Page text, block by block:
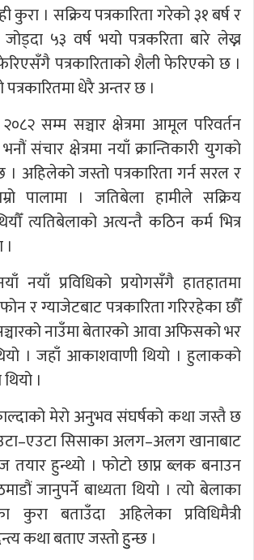
। सक्रिय पत्रकारिता गरेको ३१ बर्ष र
५३ वर्ष भयो पत्रकरिता बारे लेख्न
पत्रकारिताको शैली फेरिएको छ ।
धेरै अन्तर छ ।
सम्म सञ्चार क्षेत्रमा आमूल परिवर्तन
संचार क्षेत्रमा नयाँ क्रान्तिकारी युगको
अहिलेको जस्तो पत्रकारिता गर्न सरल र
पालामा । जतिबेला हामीले सक्रिय
त्यतिबेलाको अत्यन्तै कठिन कर्म भित्र
नयाँ प्रविधिको प्रयोगसँगै हातहातमा
र ग्याजेटबाट पत्रकारिता गरिरहेका छौँ
नाउँमा बेतारको आवा अफिसको भर
। जहाँ आकाशवाणी थियो । हुलाकको
।
मेरो अनुभव संघर्षको कथा जस्तै छ
सिसाका अलग–अलग खानाबाट
तयार हुन्थ्यो । फोटो छाप्न ब्लक बनाउन
जानुपर्ने बाध्यता थियो । त्यो बेलाका
बताउँदा अहिलेका प्रविधिमैत्री
कथा बताए जस्तो हुुन्छ ।